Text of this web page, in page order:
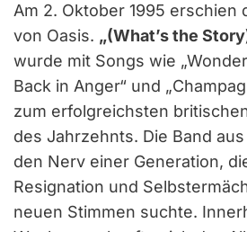
Am 2. Oktober 1995 erschien
von Oasis. „(What’s the
wurde mit Songs wie
Back in Anger“ und
zum erfolgreichsten
des Jahrzehnts. Die Band
den Nerv einer Generation,
Resignation und
neuen Stimmen suchte.